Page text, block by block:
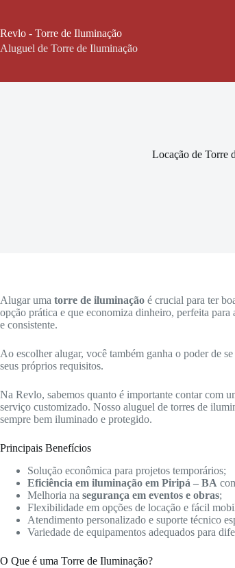
o
conteúdo
Revlo - Torre de Iluminação
Aluguel de Torre de Iluminação
Locação de Torre
Alugar uma torre de iluminação é crucial para ter
opção prática e que economiza dinheiro, perfeita
e consistente.
Ao escolher alugar, você também ganha o poder de
seus próprios requisitos.
Na Revlo, sabemos quanto é importante contar com
serviço customizado. Nosso aluguel de torres de
sempre bem iluminado e protegido.
Principais Benefícios
Solução econômica para projetos temporários;
Eficiência em iluminação em Piripá – BA
Melhoria na segurança em eventos e obras;
Flexibilidade em opções de locação e fácil
Atendimento personalizado e suporte técnico
Variedade de equipamentos adequados para
O Que é uma Torre de Iluminação?